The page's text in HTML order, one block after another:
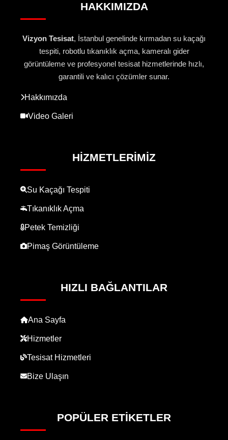
HAKKIMIZDA
Vizyon Tesisat, İstanbul genelinde kırmadan su kaçağı
tespiti, robotlu tıkanıklık açma, kameralı gider
görüntüleme ve profesyonel tesisat hizmetlerinde hızlı,
garantili ve kalıcı çözümler sunar.
Hakkımızda
Video Galeri
HIZMETLERIMIZ
Su Kaçağı Tespiti
Tıkanıklık Açma
Petek Temizliği
Pimaş Görüntüleme
HIZLI BAĞLANTILAR
Ana Sayfa
Hizmetler
Tesisat Hizmetleri
Bize Ulaşın
POPÜLER ETIKETLER